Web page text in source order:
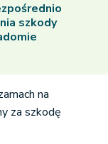
szkody
na
za szkodę